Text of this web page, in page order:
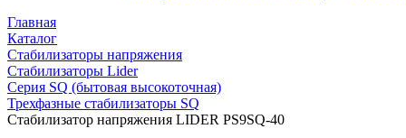
Главная
Каталог
Стабилизаторы напряжения
Стабилизаторы Lider
Серия SQ (бытовая высокоточная)
Трехфазные стабилизаторы SQ
Стабилизатор напряжения LIDER PS9SQ-40